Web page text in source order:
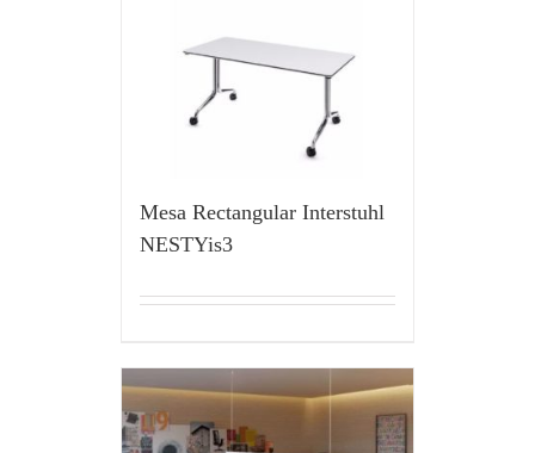
Mesa Rectangular Interstuhl
NESTYis3